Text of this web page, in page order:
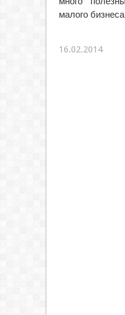
малого
16.02.2014